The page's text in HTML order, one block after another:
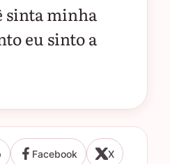
sinta minha
eu sinto a
Facebook X